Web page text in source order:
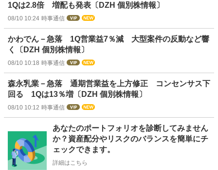
1Qは2.8倍 増配も発表〔DZH 個別株情報〕
08/10 10:24 時事通信
かわでん－急落 1Q営業益7％減 大型案件の反動など響
く〔DZH 個別株情報〕
08/10 10:18 時事通信
森永乳業－急落 通期営業益を上方修正 コンセンサス下
回る 1Qは13％増〔DZH 個別株情報〕
08/10 10:12 時事通信
あなたのポートフォリオを診断してみません
か？資産配分やリスクのバランスを簡単にチ
ェックできます。
詳細はこちら